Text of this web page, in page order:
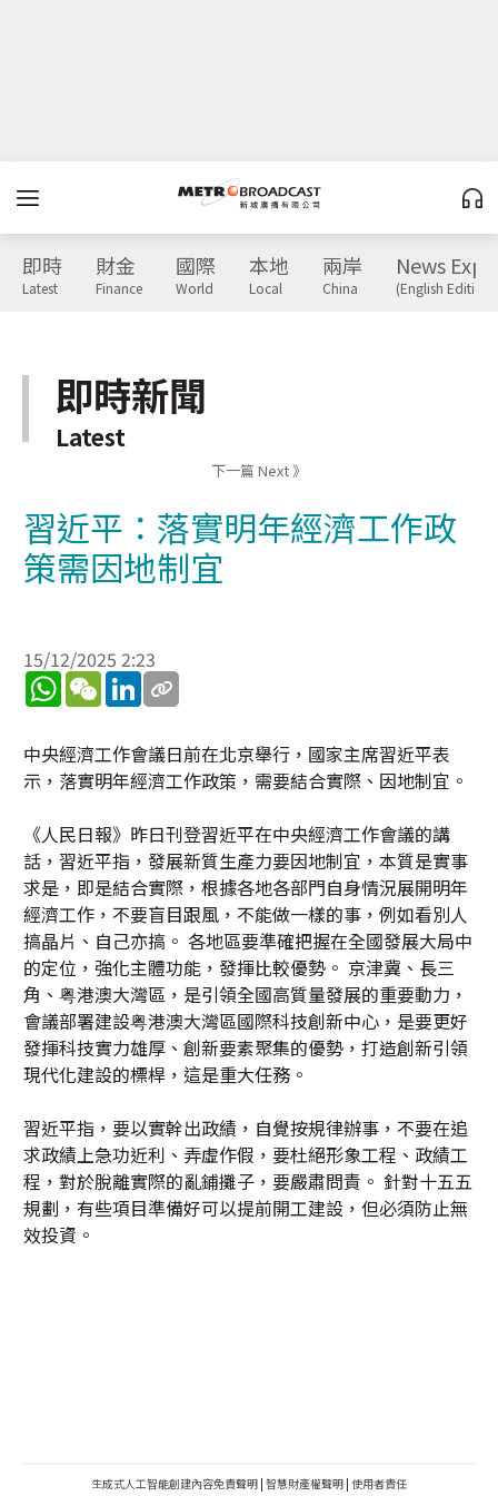
即時
Latest
財金
Finance
國際
World
本地
Local
兩岸
China
News
(English Edition)
即時新聞
Latest
下一篇 Next 》
習近平：落實明年經濟工作政
策需因地制宜
15/12/2025 2:23
WhatsApp
WeChatLinkedIn
中央經濟工作會議日前在北京舉行，國家主席習近平表
示，落實明年經濟工作政策，需要結合實際、因地制宜。
《人民日報》昨日刊登習近平在中央經濟工作會議的講
話，習近平指，發展新質生產力要因地制宜，本質是實事
求是，即是結合實際，根據各地各部門自身情況展開明年
經濟工作，不要盲目跟風，不能做一樣的事，例如看別人
搞晶片、自己亦搞。 各地區要準確把握在全國發展大局中
的定位，強化主體功能，發揮比較優勢。 京津冀、長三
角、粤港澳大灣區，是引領全國高質量發展的重要動力，
會議部署建設粤港澳大灣區國際科技創新中心，是要更好
發揮科技實力雄厚、創新要素聚集的優勢，打造創新引領
現代化建設的標桿，這是重大任務。
習近平指，要以實幹出政績，自覺按規律辦事，不要在追
求政績上急功近利、弄虛作假，要杜絕形象工程、政績工
程，對於脫離實際的亂鋪攤子，要嚴肅問責。 針對十五五
規劃，有些項目準備好可以提前開工建設，但必須防止無
效投資。
生成式人工智能創建內容免責聲明 | 智慧財產權聲明 | 使用者責任